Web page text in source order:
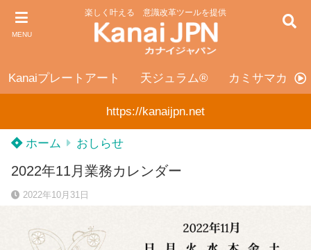
MENU
楽しく叶える 意識改革ツールを提供
Kanaiプレートアート 天ジュラム® カミサマカン
https://kanaijpn.net
ホーム おしらせ
2022年11月業務カレンダー
2022年10月31日